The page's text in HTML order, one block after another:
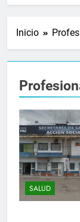
Inicio
SALUD